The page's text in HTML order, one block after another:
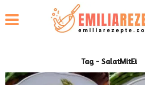
Tag - SalatMitEi